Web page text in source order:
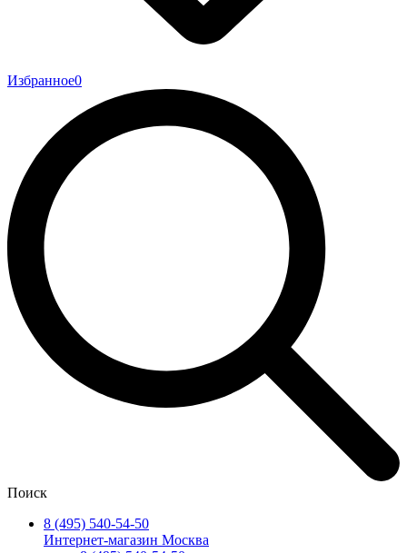
Избранное0
Поиск
8 (495) 540-54-50
Интернет-магазин Москва